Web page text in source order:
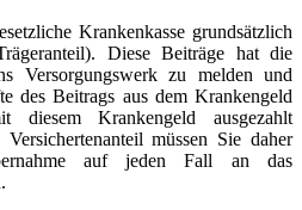
Krankenkasse grundsätzlich
Diese Beiträge hat die
Versorgungswerk zu melden und
des Beitrags aus dem Krankengeld
diesem Krankengeld ausgezahlt
müssen Sie daher
auf jeden Fall an das